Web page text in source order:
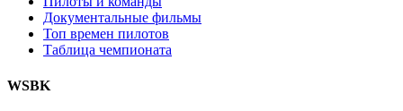
Документальные фильмы
Топ времен пилотов
Таблица чемпионата
WSBK